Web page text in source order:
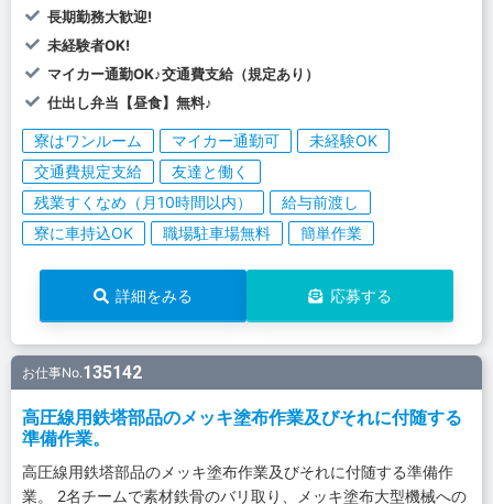
長期勤務大歓迎!
未経験者OK!
マイカー通勤OK♪交通費支給（規定あり）
仕出し弁当【昼食】無料♪
寮はワンルーム マイカー通勤可
未経験OK
交通費規定支給
友達と働く
残業すくなめ（月10時間以内）
給与前渡し
寮に車持込OK
職場駐車場無料 簡単作業
詳細をみる 応募する
お仕事No.135142
高圧線用鉄塔部品のメッキ塗布作業及びそれに付随する
準備作業。
高圧線用鉄塔部品のメッキ塗布作業及びそれに付随する準備作
業。 2名チームで素材鉄骨のバリ取り、メッキ塗布大型機械への